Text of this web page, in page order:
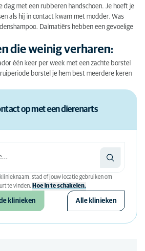
dag met een rubberen handschoen. Je hoeft je
als hij in contact kwam met modder. Was
Dalmatiërs hebben een gevoelige
die weinig verharen:
één keer per week met een zachte borstel
borstel je hem best meerdere keren
op met een dierenarts
stad of jouw locatie gebruiken om
te vinden. Hoe in te schakelen.
klinieken Alle klinieken